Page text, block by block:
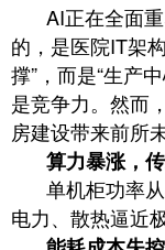
AI正在全面
的，是医院IT架
撑”，而是“生产
是竞争力。然而
房建设带来前所
算力暴涨，
单机柜功率
电力、散热逼近极